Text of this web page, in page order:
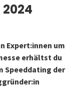
2024
Expert:innen um
erhältst du
Speeddating der